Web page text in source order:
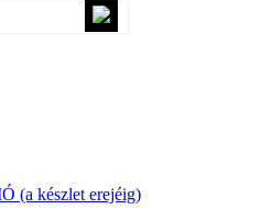
(a készlet erejéig)